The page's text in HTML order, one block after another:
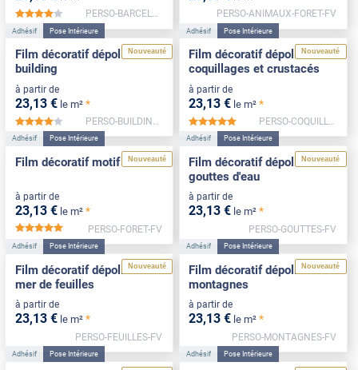
*****
PERSO-BARCELONE-NEG-FV PERSO-ANIMAUX-FORET-FV
Nouveauté
Adhésif Pose Intérieure
Film décoratif dépoli motif
building
à partir de
23,13 € le m² *
*****
PERSO-BUILDING-FV
Nouveauté
Adhésif Pose Intérieure
Film décoratif dépoli motif
coquillages et crustacés
à partir de
23,13 € le m² *
*****
PERSO-COQUILLAGES-FV
Nouveauté
Adhésif Pose Intérieure
Film décoratif motif forêt
à partir de
23,13 € le m² *
PERSO-FORET-FV
Nouveauté
Adhésif Pose Intérieure
Film décoratif dépoli motif
gouttes d'eau
à partir de
23,13 € le m² *
PERSO-GOUTTES-FV
Nouveauté
Adhésif Pose Intérieure
Film décoratif dépoli motif
mer de feuilles
à partir de
23,13 € le m² *
PERSO-FEUILLES-FV
Nouveauté
Adhésif Pose Intérieure
Film décoratif dépoli motif
montagnes
à partir de
23,13 € le m² *
PERSO-MONTAGNES-FV
Adhésif Pose Intérieure Adhésif Pose Intérieure